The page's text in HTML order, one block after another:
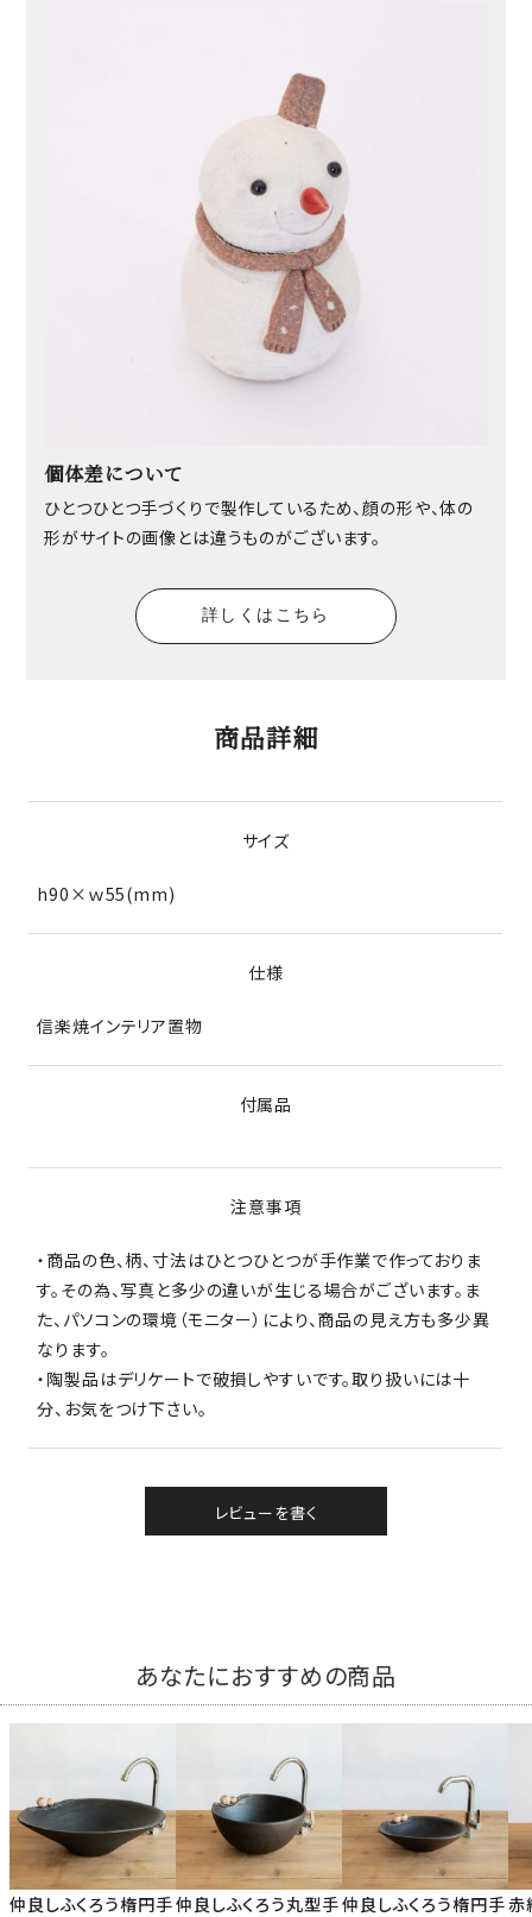
個体差について
ひとつひとつ手づくりで製作しているため、顔の形や、体の
形がサイトの画像とは違うものがございます。
詳しくはこちら
商品詳細
サイズ
h90×ｗ55(mm)
仕様
信楽焼インテリア置物
付属品
注意事項
・商品の色、柄、寸法はひとつひとつが手作業で作っておりま
す。その為、写真と多少の違いが生じる場合がございます。ま
た、パソコンの環境（モニター）により、商品の見え方も多少異
なります。
・陶製品はデリケートで破損しやすいです。取り扱いには十
分、お気をつけ下さい。
レビューを書く
あなたにおすすめの商品
仲良しふくろう楕円手仲良しふくろう丸型手仲良しふくろう楕円手赤